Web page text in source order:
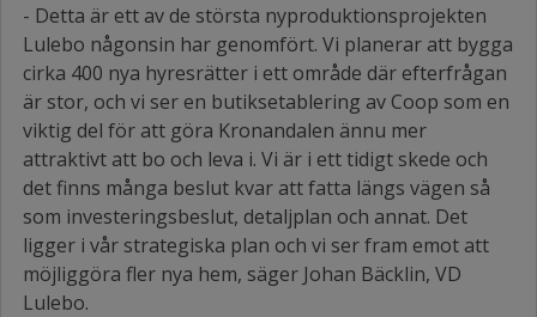
- Detta är ett av de största nyproduktionsprojekten
Lulebo någonsin har genomfört. Vi planerar att bygga
cirka 400 nya hyresrätter i ett område där efterfrågan
är stor, och vi ser en butiksetablering av Coop som en
viktig del för att göra Kronandalen ännu mer
attraktivt att bo och leva i. Vi är i ett tidigt skede och
det finns många beslut kvar att fatta längs vägen så
som investeringsbeslut, detaljplan och annat. Det
ligger i vår strategiska plan och vi ser fram emot att
möjliggöra fler nya hem, säger Johan Bäcklin, VD
Lulebo.